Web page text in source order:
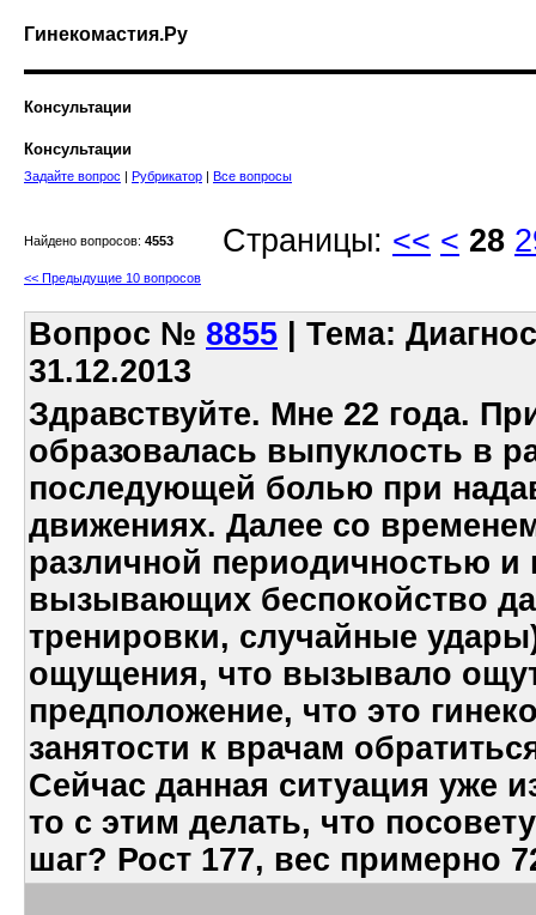
Гинекомастия.Ру
Консультации
Консультации
Задайте вопрос | Рубрикатор | Все вопросы
Найдено вопросов: 4553 Страницы: << < 28
<< Предыдущие 10 вопросов
Вопрос № 8855 | Тема:
31.12.2013
Здравствуйте. Мне 22 года.
образовалась выпуклость в
последующей болью при
движениях. Далее со
различной периодичностью и
вызывающих беспокойство
тренировки, случайные
ощущения, что вызывало
предположение, что это
занятости к врачам
Сейчас данная ситуация уже
то с этим делать, что
шаг? Рост 177, вес примерно